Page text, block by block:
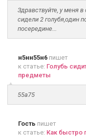
Здравствуйте, у меня
сидели 2 голубя,один
посередине...
н5нн55н6 пишет
к статье: Голубь
предметы
55а75
Гость пишет
к статье: Как быстро